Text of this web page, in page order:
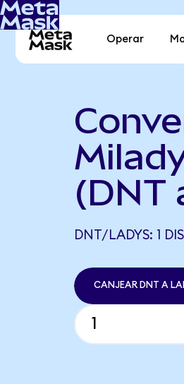
Operar
(DNT
DNT/LADYS: 1
CANJEAR DNT A